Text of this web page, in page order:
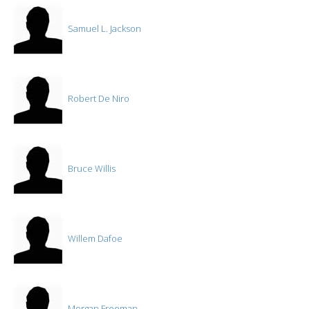
Samuel L. Jackson
Robert De Niro
Bruce Willis
Willem Dafoe